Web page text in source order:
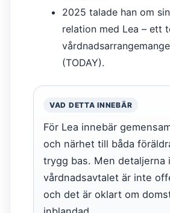
2025 talade han om
relation med Lea – ett
(TODAY).
VAD DETTA INNEBÄR
För Lea innebär
och närhet till båda
trygg bas. Men detaljerna i
vårdnadsavtalet är inte
och det är oklart om